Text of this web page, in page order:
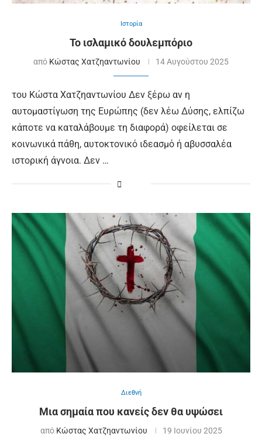
Ιστορία
Το ισλαμικό δουλεμπόριο
από Κώστας Χατζηαντωνίου 14 Αυγούστου 2025
του Κώστα Χατζηαντωνίου Δεν ξέρω αν η
αυτομαστίγωση της Ευρώπης (δεν λέω Δύσης, ελπίζω
κάποτε να καταλάβουμε τη διαφορά) οφείλεται σε
κοινωνικά πάθη, αυτοκτονικό ιδεασμό ή αβυσσαλέα
ιστορική άγνοια. Δεν …
Διεθνή
Μια σημαία που κανείς δεν θα υψώσει
από Κώστας Χατζηαντωνίου 19 Ιουνίου 2025